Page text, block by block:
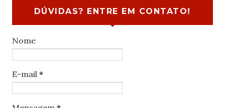
DÚVIDAS? ENTRE EM CONTATO!
Nome
E-mail *